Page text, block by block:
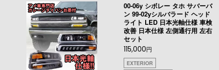
00-06y シボレー タホ サバーバ
ン 99-02yシルバラード ヘッド
ライト LED 日本光軸仕様 車検
改善 日本仕様 左側通行用 左右
セット
115,000円
EXTERIOR